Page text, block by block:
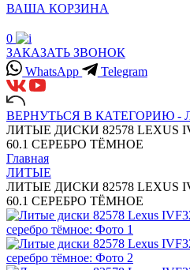
ВАША КОРЗИНА
0
ЗАКАЗАТЬ ЗВОНОК
WhatsApp
Telegram
ВЕРНУТЬСЯ В КАТЕГОРИЮ -
ЛИТЫЕ ДИСКИ 82578 LEXUS
60.1 СЕРЕБРО ТЁМНОЕ
Главная
ЛИТЫЕ
ЛИТЫЕ ДИСКИ 82578 LEXUS
60.1 СЕРЕБРО ТЁМНОЕ